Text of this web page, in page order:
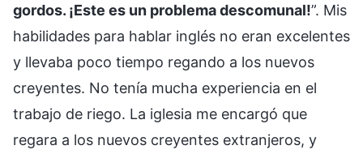
gordos. ¡Este es un problema descomunal!”. Mis
habilidades para hablar inglés no eran excelentes
y llevaba poco tiempo regando a los nuevos
creyentes. No tenía mucha experiencia en el
trabajo de riego. La iglesia me encargó que
regara a los nuevos creyentes extranjeros, y